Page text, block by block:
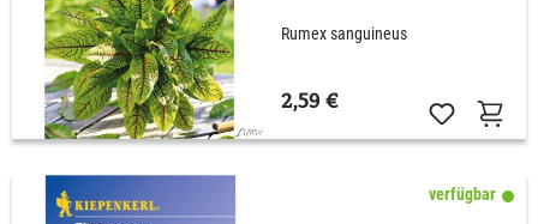
Rumex sanguineus
2,59 €
verfügbar